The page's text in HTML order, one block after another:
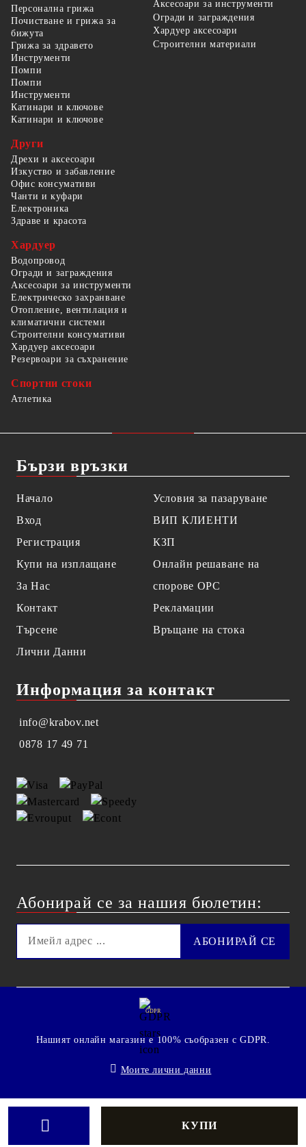
Персонална грижа
Почистване и грижа за
бижута
Грижа за здравето
Аксесоари за инструменти
Огради и заграждения
Хардуер аксесоари
Строителни материали
Инструменти
Помпи
Помпи
Инструменти
Катинари и ключове
Катинари и ключове
Други
Дрехи и аксесоари
Изкуство и забавление
Офис консумативи
Чанти и куфари
Електроника
Здраве и красота
Хардуер
Водопровод
Огради и заграждения
Аксесоари за инструменти
Електрическо захранване
Отопление, вентилация и
климатични системи
Строителни консумативи
Хардуер аксесоари
Резервоари за съхранение
Спортни стоки
Атлетика
Бързи връзки
Начало
Вход
Регистрация
Купи на изплащане
За Нас
Контакт
Търсене
Лични Данни
Условия за пазаруване
ВИП КЛИЕНТИ
КЗП
Онлайн решаване на
спорове OPC
Рекламации
Връщане на стока
Информация за контакт
info@krabov.net
0878 17 49 71
Абонирай се за нашия бюлетин:
GDPR
Нашият онлайн магазин е 100% съобразен с GDPR.
Моите лични данни